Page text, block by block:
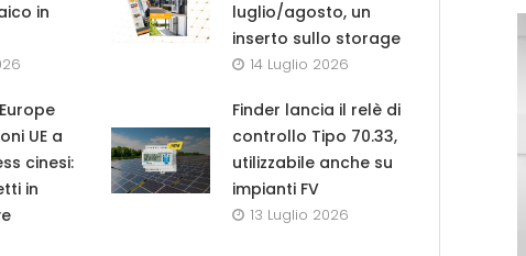
in
luglio/agosto, un
inserto sullo storage
14 Luglio 2026
UE a
cinesi:
in
Finder lancia il relè di
controllo Tipo 70.33,
utilizzabile anche su
impianti FV
13 Luglio 2026